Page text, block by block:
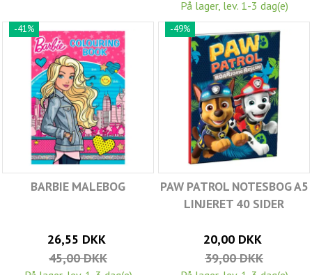
På lager, lev. 1-3 dag(e)
-41%
BARBIE MALEBOG
26,55 DKK
45,00 DKK
-49%
PAW PATROL NOTESBOG A5
LINJERET 40 SIDER
20,00 DKK
39,00 DKK